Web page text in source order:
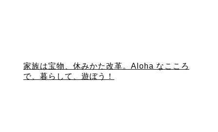
家族は宝物、休みかた改革。Aloha なこころ
で、暮らして、遊ぼう！